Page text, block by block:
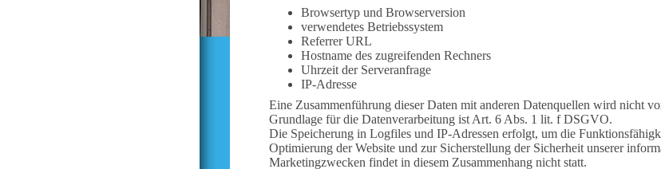
Browsertyp und Browserversion
verwendetes Betriebssystem
Referrer URL
Hostname des zugreifenden Rechners
Uhrzeit der Serveranfrage
IP-Adresse
Eine Zusammenführung dieser Daten mit anderen Datenquellen wird nicht
Grundlage für die Datenverarbeitung ist Art. 6 Abs. 1 lit. f DSGVO.
Die Speicherung in Logfiles und IP-Adressen erfolgt, um die
Optimierung der Website und zur Sicherstellung der Sicherheit unserer
Marketingzwecken findet in diesem Zusammenhang nicht statt.